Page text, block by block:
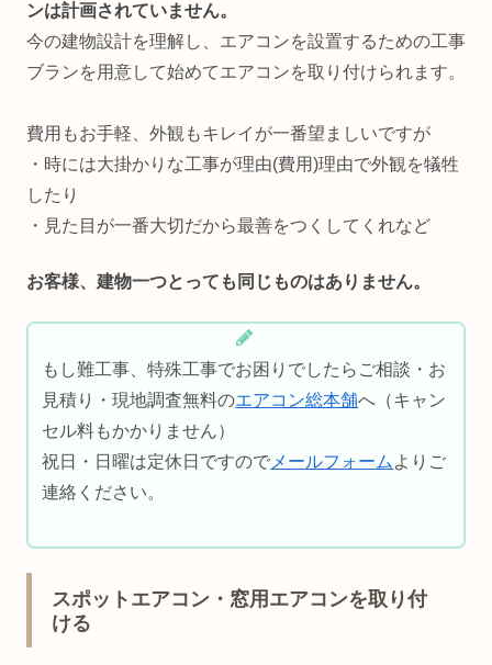
ンは計画されていません。
今の建物設計を理解し、エアコンを設置するための工事
ブランを用意して始めてエアコンを取り付けられます。
費用もお手軽、外観もキレイが一番望ましいですが
・時には大掛かりな工事が理由(費用)理由で外観を犠牲
したり
・見た目が一番大切だから最善をつくしてくれなど
お客様、建物一つとっても同じものはありません。
もし難工事、特殊工事でお困りでしたらご相談・お
見積り・現地調査無料のエアコン総本舗へ（キャン
セル料もかかりません）
祝日・日曜は定休日ですので メールフォーム よりご
連絡ください。
スポットエアコン・窓用エアコンを取り付
ける